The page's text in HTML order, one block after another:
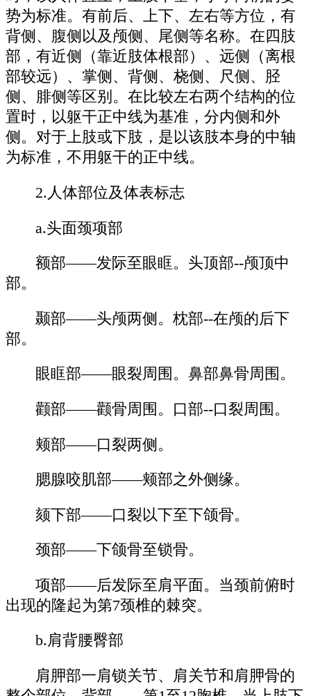
势为标准。有前后、上下、左右等方位，有
背侧、腹侧以及颅侧、尾侧等名称。在四肢
部，有近侧（靠近肢体根部）、远侧（离根
部较远）、掌侧、背侧、桡侧、尺侧、胫
侧、腓侧等区别。在比较左右两个结构的位
置时，以躯干正中线为基准，分内侧和外
侧。对于上肢或下肢，是以该肢本身的中轴
为标准，不用躯干的正中线。
2.人体部位及体表标志
a.头面颈项部
额部——发际至眼眶。头顶部--颅顶中
部。
颞部——头颅两侧。枕部--在颅的后下
部。
眼眶部——眼裂周围。鼻部鼻骨周围。
颧部——颧骨周围。口部--口裂周围。
颊部——口裂两侧。
腮腺咬肌部——颊部之外侧缘。
颏下部——口裂以下至下颌骨。
颈部——下颌骨至锁骨。
项部——后发际至肩平面。当颈前俯时
出现的隆起为第7颈椎的棘突。
b.肩背腰臀部
肩胛部一肩锁关节、肩关节和肩胛骨的